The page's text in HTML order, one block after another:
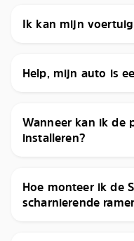
Ik kan mijn
Help, mijn auto is
Wanneer kan ik de
installeren?
Hoe monteer ik de
scharnierende